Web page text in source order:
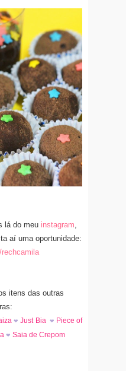
lá do meu instagram
aí uma oportunidade:
itens das outras
❤Just Bia ❤ Piece of
❤ Saia de Crepom